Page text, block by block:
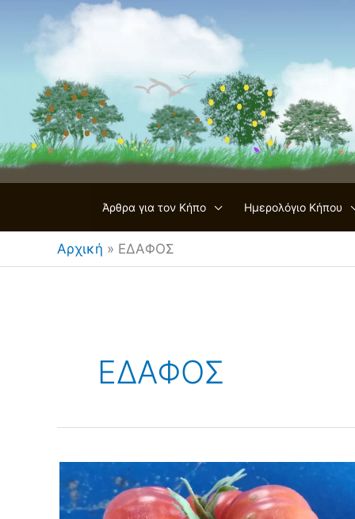
περιεχόμενο
Άρθρα για τον Κήπο Ημερολόγιο Κήπου
Αρχική » ΕΔΑΦΟΣ
ΕΔΑΦΟΣ